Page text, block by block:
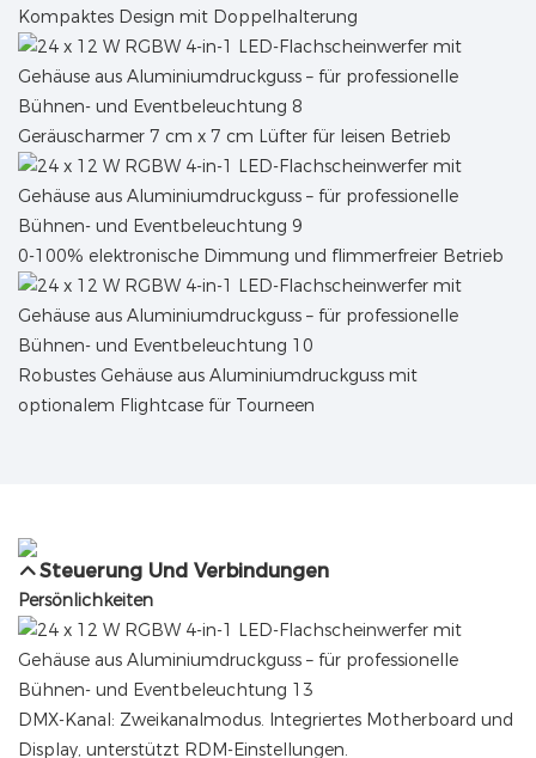
Kompaktes Design mit Doppelhalterung
Geräuscharmer 7 cm x 7 cm Lüfter für leisen Betrieb
0-100% elektronische Dimmung und flimmerfreier Betrieb
Robustes Gehäuse aus Aluminiumdruckguss mit
optionalem Flightcase für Tourneen
Steuerung Und Verbindungen
Persönlichkeiten
DMX-Kanal: Zweikanalmodus. Integriertes Motherboard und
Display, unterstützt RDM-Einstellungen.